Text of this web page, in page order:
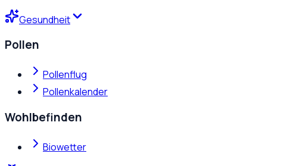
Gesundheit
Pollen
Pollenflug
Pollenkalender
Wohlbefinden
Biowetter